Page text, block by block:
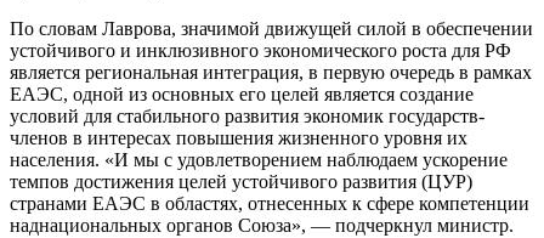
По словам Лаврова, значимой движущей силой в обеспечении
устойчивого и инклюзивного экономического роста для РФ
является региональная интеграция, в первую очередь в рамках
ЕАЭС, одной из основных его целей является создание
условий для стабильного развития экономик государств-
членов в интересах повышения жизненного уровня их
населения. «И мы с удовлетворением наблюдаем ускорение
темпов достижения целей устойчивого развития (ЦУР)
странами ЕАЭС в областях, отнесенных к сфере компетенции
наднациональных органов Союза», — подчеркнул министр.